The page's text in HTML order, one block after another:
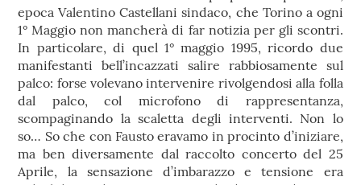
epoca Valentino Castellani sindaco, che Torino a ogni
1° Maggio non mancherà di far notizia per gli scontri.
In particolare, di quel 1° maggio 1995, ricordo due
manifestanti bell’incazzati salire rabbiosamente sul
palco: forse volevano intervenire rivolgendosi alla folla
dal palco, col microfono di rappresentanza,
scompaginando la scaletta degli interventi. Non lo
so… So che con Fausto eravamo in procinto d’iniziare,
ma ben diversamente dal raccolto concerto del 25
Aprile, la sensazione d’imbarazzo e tensione era